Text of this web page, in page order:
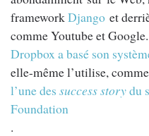
frameworkDjango et
comme Youtube et Google.
Dropbox a basé son
elle-même l’utilise,
l’une des success storydu
Foundation
.